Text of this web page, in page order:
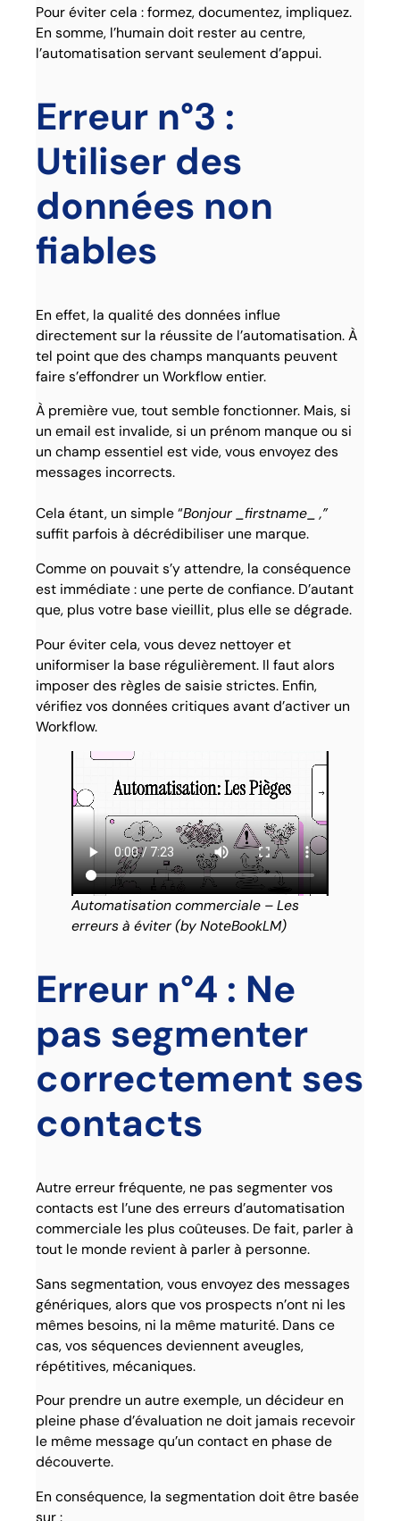
Pour éviter cela : formez, documentez, impliquez.
En somme, l’humain doit rester au centre,
l’automatisation servant seulement d’appui.
Erreur n°3 :
Utiliser des
données non
fiables
En effet, la qualité des données influe
directement sur la réussite de l’automatisation. À
tel point que des champs manquants peuvent
faire s’effondrer un Workflow entier.
À première vue, tout semble fonctionner. Mais, si
un email est invalide, si un prénom manque ou si
un champ essentiel est vide, vous envoyez des
messages incorrects.
Cela étant, un simple “Bonjour _firstname_ ,”
suffit parfois à décrédibiliser une marque.
Comme on pouvait s’y attendre, la conséquence
est immédiate : une perte de confiance. D’autant
que, plus votre base vieillit, plus elle se dégrade.
Pour éviter cela, vous devez nettoyer et
uniformiser la base régulièrement. Il faut alors
imposer des règles de saisie strictes. Enfin,
vérifiez vos données critiques avant d’activer un
Workflow.
Automatisation commerciale – Les
erreurs à éviter (by NoteBookLM)
Erreur n°4 : Ne
pas segmenter
correctement ses
contacts
Autre erreur fréquente, ne pas segmenter vos
contacts est l’une des erreurs d’automatisation
commerciale les plus coûteuses. De fait, parler à
tout le monde revient à parler à personne.
Sans segmentation, vous envoyez des messages
génériques, alors que vos prospects n’ont ni les
mêmes besoins, ni la même maturité. Dans ce
cas, vos séquences deviennent aveugles,
répétitives, mécaniques.
Pour prendre un autre exemple, un décideur en
pleine phase d’évaluation ne doit jamais recevoir
le même message qu’un contact en phase de
découverte.
En conséquence, la segmentation doit être basée
sur :